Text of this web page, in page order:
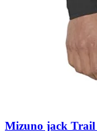
Mizuno jack